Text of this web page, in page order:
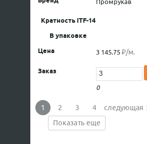
Промрукав
3 145.75 ₽/м.
0
1 2 3 4
следующая
Показать еще